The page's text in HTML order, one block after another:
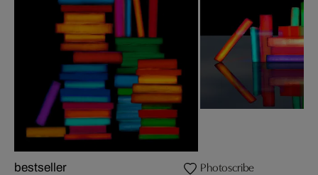
bestseller Photoscribe